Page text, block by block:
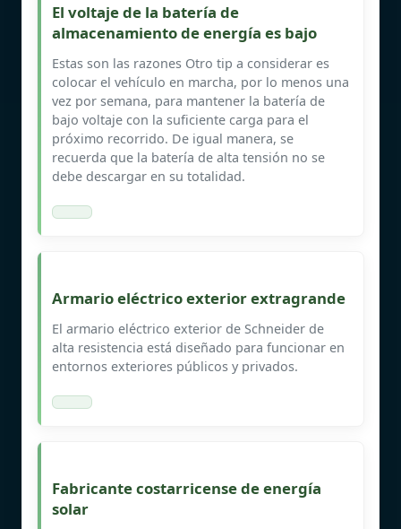
El voltaje de la batería de
almacenamiento de energía es bajo
Estas son las razones Otro tip a considerar es
colocar el vehículo en marcha, por lo menos una
vez por semana, para mantener la batería de
bajo voltaje con la suficiente carga para el
próximo recorrido. De igual manera, se
recuerda que la batería de alta tensión no se
debe descargar en su totalidad.
Armario eléctrico exterior extragrande
El armario eléctrico exterior de Schneider de
alta resistencia está diseñado para funcionar en
entornos exteriores públicos y privados.
Fabricante costarricense de energía
solar